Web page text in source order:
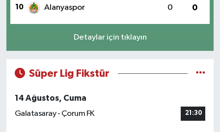
10 Alanyaspor 0 0
Detaylar için tıklayın
Süper Lig Fikstür
14 Ağustos, Cuma
Galatasaray - Çorum FK
21:30